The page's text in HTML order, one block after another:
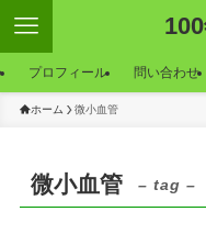
プロフィール 問い合わせ
ホーム 微小血管
微小血管 – tag –